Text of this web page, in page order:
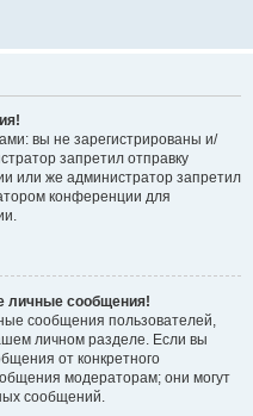
вы не зарегистрированы и/
запретил отправку
или же администратор запретил
конференции для
личные сообщения!
сообщения пользователей,
личном разделе. Если вы
от конкретного
модераторам; они могут
сообщений.